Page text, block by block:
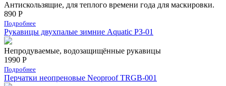
Антискользящие, для теплого времени года для маскировки.
890 Р
Подробнее
Рукавицы двухпалые зимние Aquatic РЗ-01
Непродуваемые, водозащищённые рукавицы
1990 Р
Подробнее
Перчатки неопреновые Neoproof TRGB-001